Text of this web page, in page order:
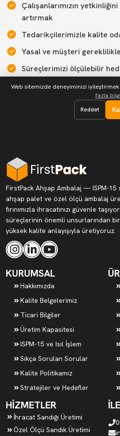
Çalışanlarımızın
artırmak
Tedarikçilerimizle kalite
Yasal ve müşteri
Süreçlerimizi ölçülebilir
Müşteri memnuniyetini en
FirstPack Ahşap Ambalaj — ISPM-15
ahşap palet ve özel ölçü ambalaj
fırınımızla ihracatınızı güvenle
süreçlerinin önemli unsurlarından
yüksek kalite anlayışıyla üretiyoruz.
KURUMSAL
Hakkımızda
Kalite Belgelerimiz
Ticari Bilgiler
Üretim Kapasitesi
ISPM-15 ve Isıl İşlem
Sıkça Sorulan Sorular
Kalite Politikamız
Stratejiler ve Hedefler
HİZMETLER
İhracat Sandığı Üretimi
Özel Ölçü Sandık Üretimi
Web sitemizde deneyiminizi
fazla bilgi
Reddet